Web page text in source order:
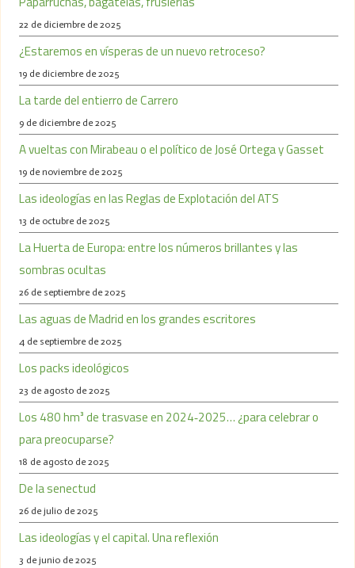
22 de diciembre de 2025
¿Estaremos en vísperas de un nuevo retroceso?
19 de diciembre de 2025
La tarde del entierro de Carrero
9 de diciembre de 2025
A vueltas con Mirabeau o el político de José Ortega y Gasset
19 de noviembre de 2025
Las ideologías en las Reglas de Explotación del ATS
13 de octubre de 2025
La Huerta de Europa: entre los números brillantes y las
sombras ocultas
26 de septiembre de 2025
Las aguas de Madrid en los grandes escritores
4 de septiembre de 2025
Los packs ideológicos
23 de agosto de 2025
Los 480 hm³ de trasvase en 2024‑2025… ¿para celebrar o
para preocuparse?
18 de agosto de 2025
De la senectud
26 de julio de 2025
Las ideologías y el capital. Una reflexión
3 de junio de 2025